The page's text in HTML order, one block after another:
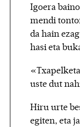
Igoera
mendi
da hain
hasi eta
uste dut
Hiru urte
egiten, eta